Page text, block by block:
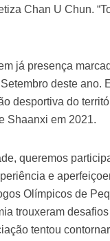
Chan U Chun.
já presença
deste ano.
desportiva do
Shaanxi em 2021.
queremos
e
Olímpicos de
trouxeram
tentou